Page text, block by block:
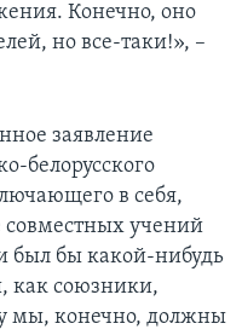
Конечно, оно
но все-таки!», –
заявление
белорусского
в себя,
совместных учений
был бы какой-нибудь
как союзники,
мы, конечно, должны